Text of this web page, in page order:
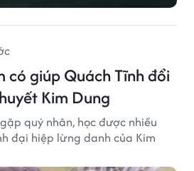
có giúp Quách Tĩnh đổi
Kim Dung
quý nhân, học được nhiều
đại hiệp lừng danh của Kim